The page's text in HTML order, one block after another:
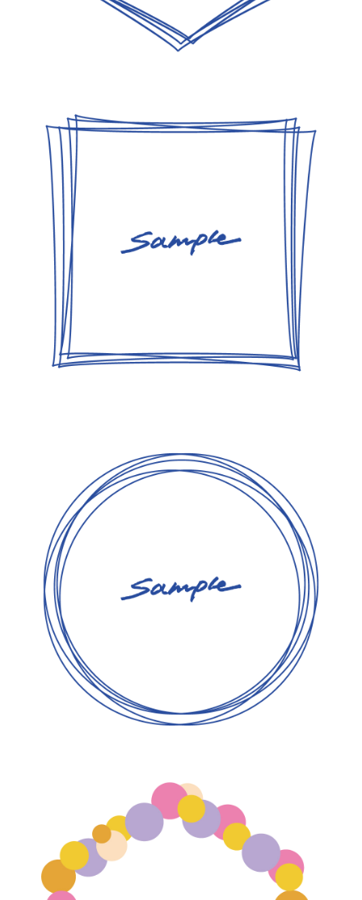
【jpeg/png】飾り枠・フレーム⑨
【jpeg/png】飾り枠・フレーム⑧
【jpeg/png】飾り枠・フレーム⑦